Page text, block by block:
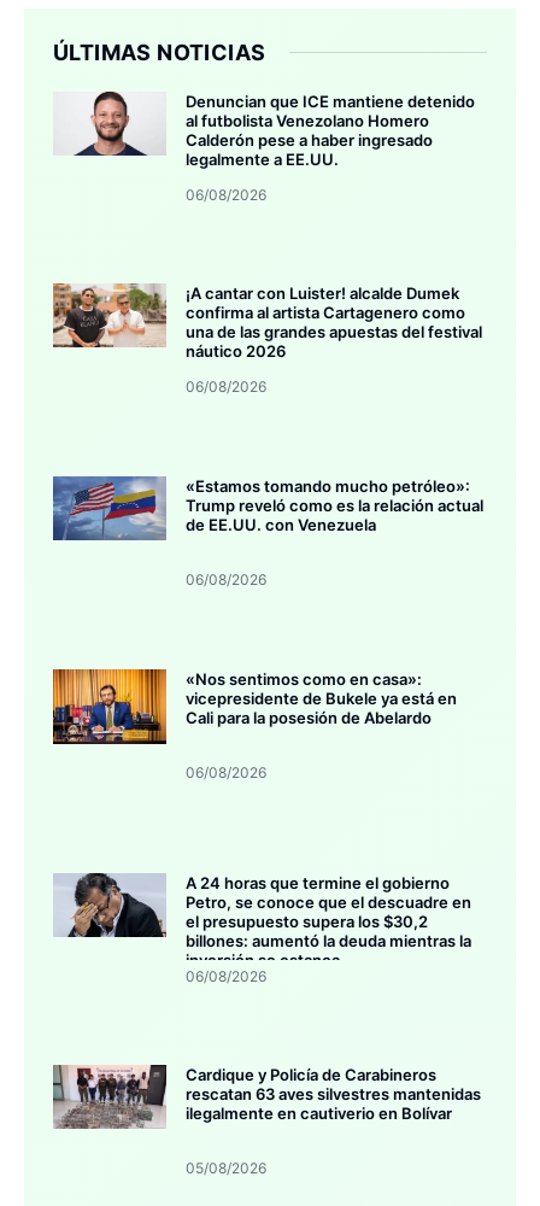
ÚLTIMAS NOTICIAS
Denuncian que ICE mantiene detenido
al futbolista Venezolano Homero
Calderón pese a haber ingresado
legalmente a EE.UU.
06/08/2026
¡A cantar con Luister! alcalde Dumek
confirma al artista Cartagenero como
una de las grandes apuestas del festival
náutico 2026
06/08/2026
«Estamos tomando mucho petróleo»:
Trump reveló como es la relación actual
de EE.UU. con Venezuela
06/08/2026
«Nos sentimos como en casa»:
vicepresidente de Bukele ya está en
Cali para la posesión de Abelardo
06/08/2026
A 24 horas que termine el gobierno
Petro, se conoce que el descuadre en
el presupuesto supera los $30,2
billones: aumentó la deuda mientras la
inversión se estanca
06/08/2026
Cardique y Policía de Carabineros
rescatan 63 aves silvestres mantenidas
ilegalmente en cautiverio en Bolívar
05/08/2026